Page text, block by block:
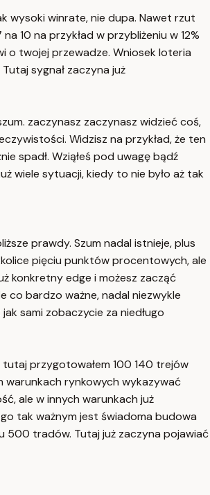
wysoki winrate, nie dupa. Nawet rzut
10 na przykład w przybliżeniu w 12%
o twojej przewadze. Wniosek loteria
sygnał zaczyna już
zaczynasz zaczynasz widzieć coś,
Widzisz na przykład, że ten
spadł. Wziąłeś pod uwagę bądź
wiele sytuacji, kiedy to nie było aż tak
prawdy. Szum nadal istnieje, plus
pięciu punktów procentowych, ale
konkretny edge i możesz zacząć
co bardzo ważne, nadal niezwykle
sami zobaczycie za niedługo
przygotowałem 100 140 trejów
warunkach rynkowych wykazywać
ale w innych warunkach już
tak ważnym jest świadoma budowa
500 tradów. Tutaj już zaczyna pojawiać